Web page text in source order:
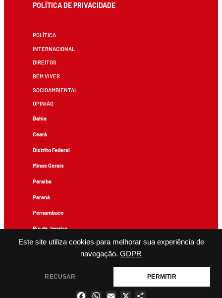
Este site utiliza cookies para melhorar sua experiência de
navegação. GDPR
RECUSAR PERMITIR
POLÍTICA DE PRIVACIDADE
POLÍTICA
INTERNACIONAL
DIREITOS
BEM VIVER
SOCIOAMBIENTAL
OPINIÃO
Bahia
Ceará
Distrito Federal
Minas Gerais
Paraíba
Paraná
Pernambuco
Rio de Janeiro
Rio Grande do Sul
FacebookWhatsApp
Email